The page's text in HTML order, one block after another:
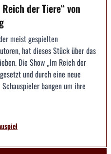
der Tiere“ von
meist gespielten
hat dieses Stück über das
Die Show „Im Reich der
und durch eine neue
bangen um ihre